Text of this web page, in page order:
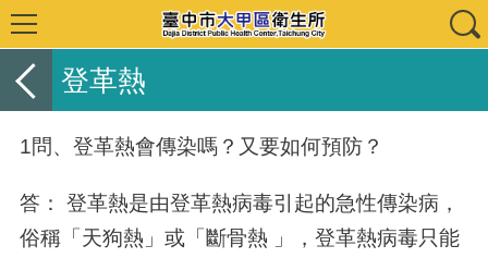
登革熱
1問、登革熱會傳染嗎？又要如何預防？
答： 登革熱是由登革熱病毒引起的急性傳染病，
俗稱「天狗熱」或「斷骨熱 」，登革熱病毒只能